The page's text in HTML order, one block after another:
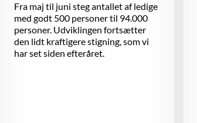
Fra maj til juni steg antallet af ledige
med godt 500 personer til 94.000
personer. Udviklingen fortsætter
den lidt kraftigere stigning, som vi
har set siden efteråret.